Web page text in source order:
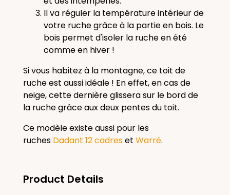
Il va réguler la température intérieur de
votre ruche grâce à la partie en bois. Le
bois permet d'isoler la ruche en été
comme en hiver !
Si vous habitez à la montagne, ce toit de
ruche est aussi idéale ! En effet, en cas de
neige, cette dernière glissera sur le bord de
la ruche grâce aux deux pentes du toit.
Ce modèle existe aussi pour les
ruches Dadant 12 cadreset Warré.
Product Details